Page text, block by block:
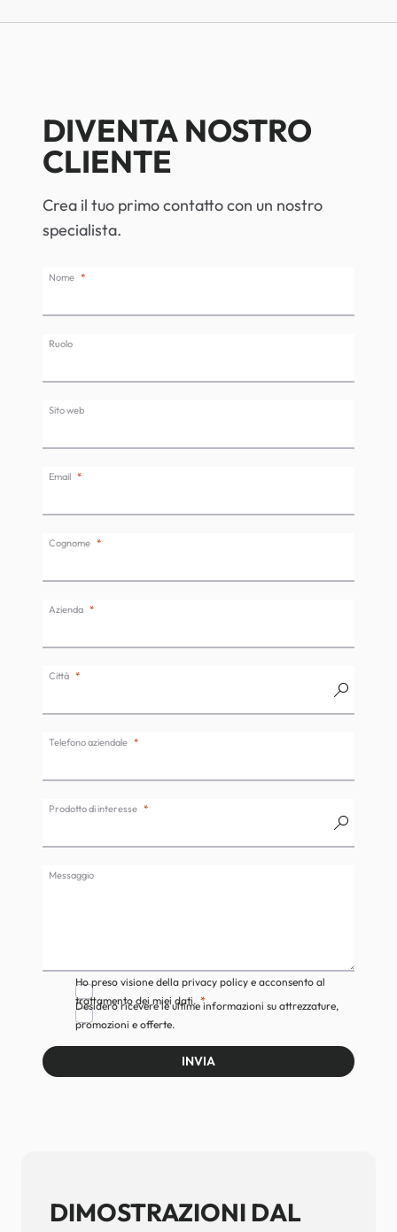
DIVENTA NOSTRO
CLIENTE
Crea il tuo primo contatto con un nostro
specialista.
Nome
Ruolo
Sito web
Email
Cognome
Azienda
Città
Telefono aziendale
Prodotto di interesse
Messaggio
Ho preso visione della privacy policy e acconsento al
trattamento dei miei dati.
Desidero ricevere le ultime informazioni su attrezzature,
promozioni e offerte.
INVIA
DIMOSTRAZIONI DAL